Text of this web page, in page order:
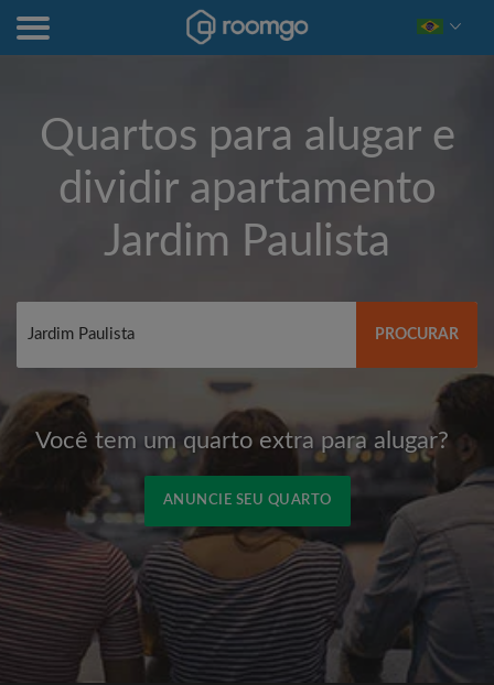
Quartos para alugar e
dividir apartamento
Jardim Paulista
PROCURAR
Você tem um quarto extra para alugar?
ANUNCIE SEU QUARTO
Cadastrar-se com o Facebook
Jamais publicaremos na sua linha do tempo sem
sua permissão